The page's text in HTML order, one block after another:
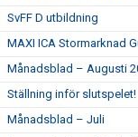
SvFF D utbildning
MAXI ICA Stormarknad
Månadsblad – Augusti
Ställning inför slutspelet!
Månadsblad – Juli